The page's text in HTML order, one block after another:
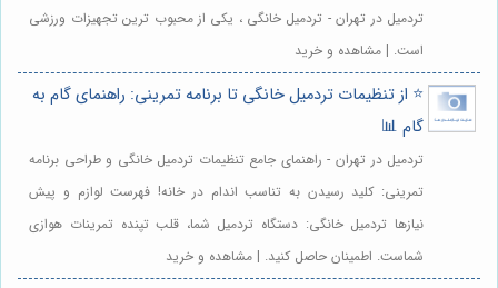
تردمیل در تهران - تردمیل خانگی ، یکی از محبوب ترین تجهیزات ورزشی
است. | مشاهده و خرید
⭐️ از تنظیمات تردمیل خانگی تا برنامه تمرینی: راهنمای گام به
گام 📊
تردمیل در تهران - راهنمای جامع تنظیمات تردمیل خانگی و طراحی برنامه
تمرینی: کلید رسیدن به تناسب اندام در خانه! فهرست لوازم و پیش
نیازها تردمیل خانگی: دستگاه تردمیل شما، قلب تپنده تمرینات هوازی
شماست. اطمینان حاصل کنید. | مشاهده و خرید